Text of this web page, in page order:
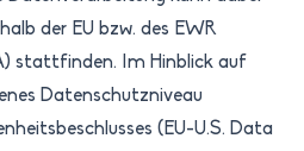
der EU bzw. des EWR
stattfinden. Im Hinblick auf
Datenschutzniveau
(EU-U.S. Data